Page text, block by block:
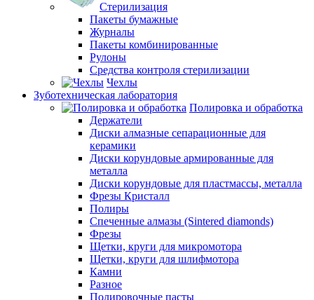
Стерилизация
Пакеты бумажные
Журналы
Пакеты комбинированные
Рулоны
Средства контроля стерилизации
Чехлы
Зуботехническая лаборатория
Полировка и обработка
Держатели
Диски алмазные сепарационные для
керамики
Диски корундовые армированные для
металла
Диски корундовые для пластмассы, металла
Фрезы Кристалл
Полиры
Спеченные алмазы (Sintered diamonds)
Фрезы
Щетки, круги для микромотора
Щетки, круги для шлифмотора
Камни
Разное
Полировочные пасты